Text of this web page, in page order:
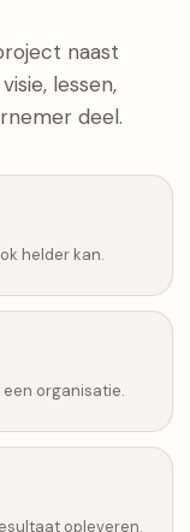
naast
lessen,
deel.
helder kan.
organisatie.
opleveren.